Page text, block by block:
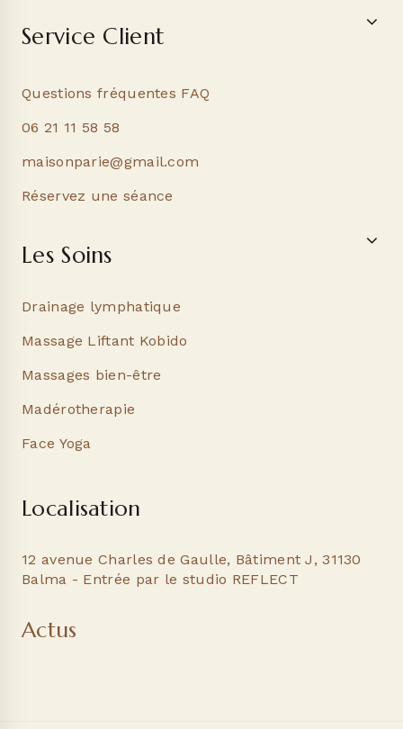
Service Client
Questions fréquentes FAQ
06 21 11 58 58
maisonparie@gmail.com
Réservez une séance
Les Soins
Drainage lymphatique
Massage Liftant Kobido
Massages bien-être
Madérotherapie
Face Yoga
Localisation
12 avenue Charles de Gaulle, Bâtiment J, 31130
Balma - Entrée par le studio REFLECT
Actus